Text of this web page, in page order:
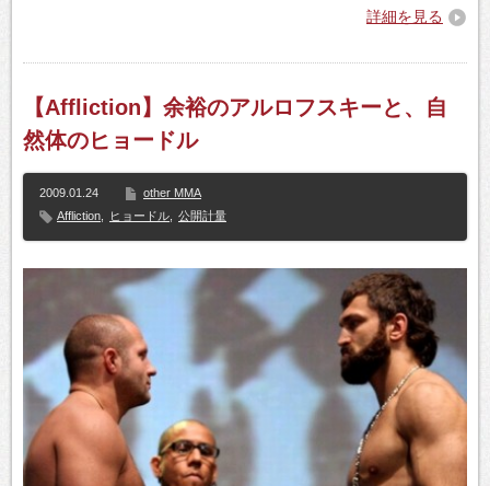
詳細を見る
【Affliction】余裕のアルロフスキーと、自
然体のヒョードル
2009.01.24
other MMA
Affliction
ヒョードル 公開計量